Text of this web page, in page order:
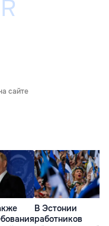
сайте
В Эстонии
работников